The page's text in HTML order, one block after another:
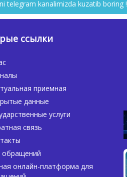
telegram kanalimizda kuzatib boring !
ссылки
приемная
данные
услуги
связь
обращений
онлайн-платформа для